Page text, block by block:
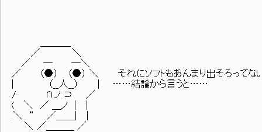
／ ＼
／ ─ ─＼
／ （●） （●） ＼ それにソフトもあんまり出そろってない
| （__人__） | ……結論から言うと……
/ ∩ノ ⊃ ／
( ＼ ／ ＿ノ | |
.＼ “ ／＿＿| |
＼ ／＿＿＿ ／